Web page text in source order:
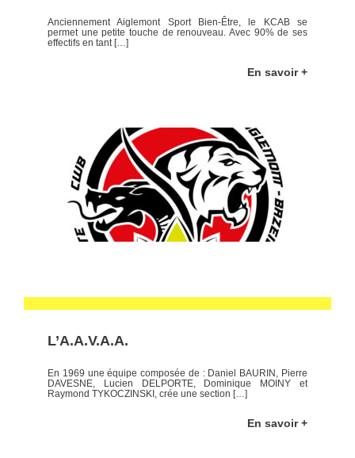
Anciennement Aiglemont Sport Bien-Être, le KCAB se
permet une petite touche de renouveau. Avec 90% de ses
effectifs en tant […]
En savoir +
L’A.A.V.A.A.
En 1969 une équipe composée de : Daniel BAURIN, Pierre
DAVESNE, Lucien DELPORTE, Dominique MOINY et
Raymond TYKOCZINSKI, crée une section […]
En savoir +